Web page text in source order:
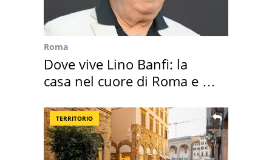
Roma
Dove vive Lino Banfi: la
casa nel cuore di Roma e i
TERRITORIO